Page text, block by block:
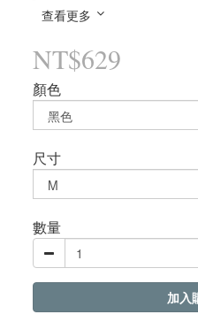
查看更多
NT$629
顏色
尺寸
數量
加入